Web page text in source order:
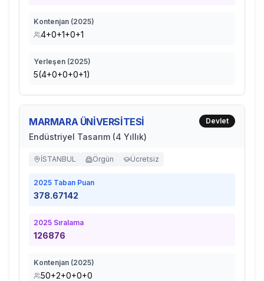
Kontenjan (2025)
4+0+1+0+1
Yerleşen (2025)
5(4+0+0+0+1)
MARMARA ÜNİVERSİTESİ
Endüstriyel Tasarım (4 Yıllık)
Devlet
İSTANBUL Örgün Ücretsiz
2025 Taban Puan
378.67142
2025 Sıralama
126876
Kontenjan (2025)
50+2+0+0+0